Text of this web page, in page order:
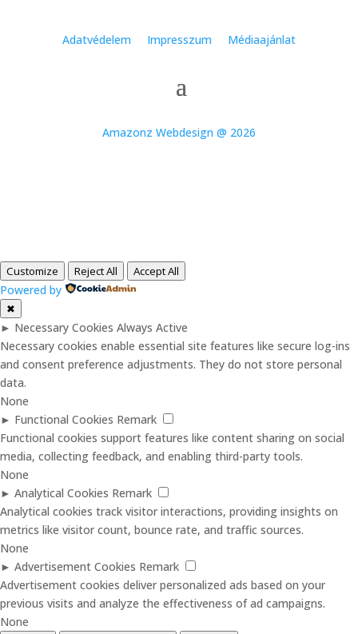
Adatvédelem Impresszum Médiaajánlat
Amazonz Webdesign @ 2026
Customize Reject All Accept All
Powered by
✖
► Necessary Cookies Always Active
Necessary cookies enable essential site features like secure log-ins
and consent preference adjustments. They do not store personal
data.
None
► Functional Cookies Remark
Functional cookies support features like content sharing on social
media, collecting feedback, and enabling third-party tools.
None
► Analytical Cookies Remark
Analytical cookies track visitor interactions, providing insights on
metrics like visitor count, bounce rate, and traffic sources.
None
► Advertisement Cookies Remark
Advertisement cookies deliver personalized ads based on your
previous visits and analyze the effectiveness of ad campaigns.
None